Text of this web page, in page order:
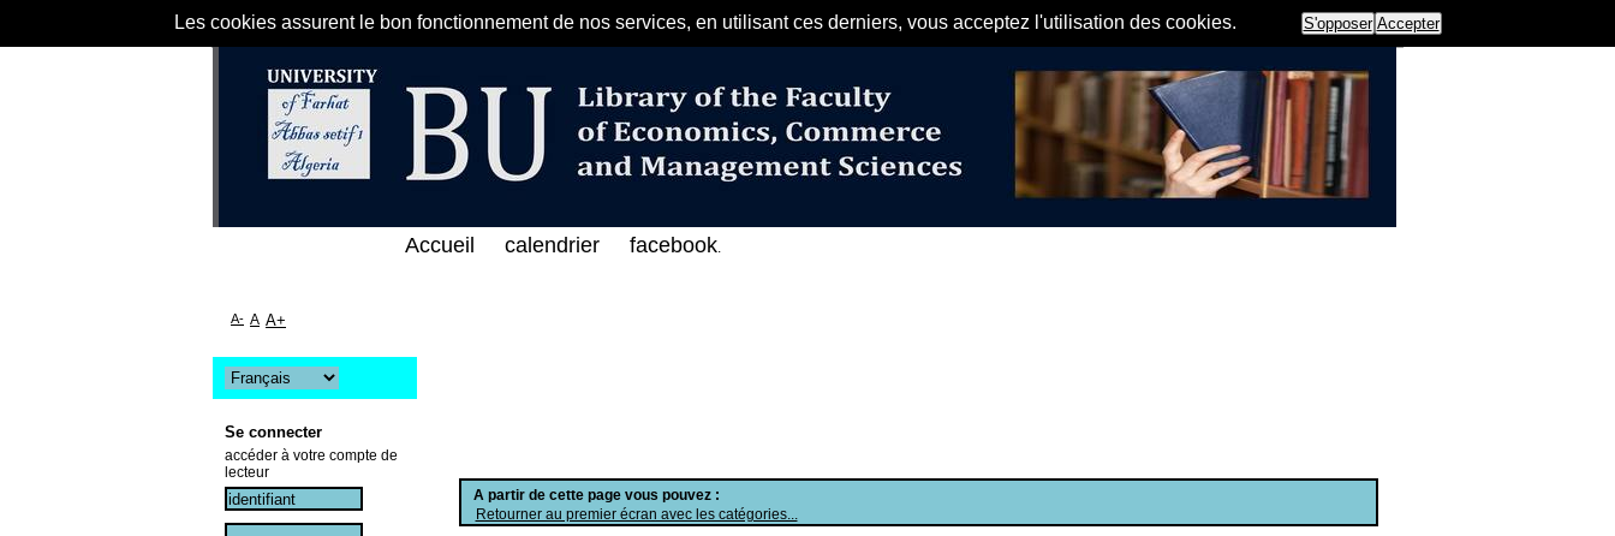
Les cookies assurent le bon fonctionnement de nos services, en utilisant ces derniers, vous acceptez l'utilisation des cookies. S'opposer Accepter
مرحبا بكم في الفهرس الإلكتروني على الخط المباشر لمكتبة كلية العلوم الاقتصادية و
A partir de cette page vous pouvez :
Retourner au premier écran avec les catégories...
Accueil calendrier facebook.
A- A A+
Se connecter
accéder à votre compte de
lecteur